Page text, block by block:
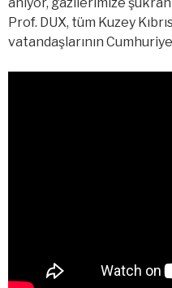
Prof. DUX, tüm Kuzey
vatandaşlarının